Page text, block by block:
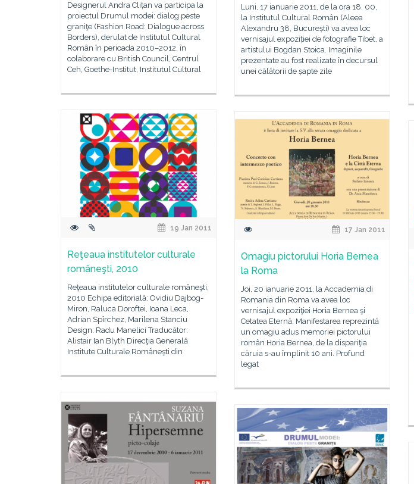
Designerul Andra Clițan va participa la
proiectul Drumul modei: dialog peste
graniţe (Fashion Road: Dialogue across
Borders), derulat de Institutul Cultural
Român în perioada 2010–2012, în
colaborare cu British Council, Centrul
Ceh, Goethe-Institut, Institutul Cultural
Luni, 17 ianuarie 2011, de la ora 18. 00,
la Institutul Cultural Român (Aleea
Alexandru 38, București) va avea loc
vernisajul expoziției de fotografie Tibet, a
artistului Bogdan Stoica. Imaginile
prezentate au fost realizate în decursul
unei călătorii de șapte zile
19 Jan 2011
Reţeaua institutelor culturale
româneşti, 2010
Reţeaua institutelor culturale româneşti,
2010 Echipa editorială: Ovidiu Dajbog-
Miron, Raluca Doroftei, Ioana Leca,
Adrian Spîrchez, Marilena Stanciu
Design: Radu Manelici Traducător:
Alistair Ian Blyth Direcţia Generală
Institute Culturale Româneşti din
17 Jan 2011
Omagiu pictorului Horia Bernea
la Roma
Joi, 20 ianuarie 2011, la Accademia di
Romania din Roma va avea loc
vernisajul expoziţiei Horia Bernea şi
Cetatea Eternă. Manifestarea reprezintă
un omagiu adus memoriei pictorului
român Horia Bernea, de la dispariţia
căruia s-au împlinit 10 ani. Profund
legat